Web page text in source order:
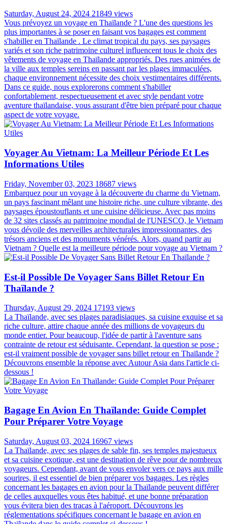
Saturday, August 24, 2024 21849 views
Vous prévoyez un voyage en Thaïlande ? L'une des questions les
plus importantes à se poser en faisant vos bagages est comment
s'habiller en Thaïlande . Le climat tropical du pays, ses paysages
variés et son riche patrimoine culturel influencent tous le choix des
vêtements de voyage en Thaïlande appropriés. Des rues animées de
la ville aux temples sereins en passant par les plages immaculées,
chaque environnement nécessite des choix vestimentaires différents.
Dans ce guide, nous explorerons comment s'habiller
confortablement, respectueusement et avec style pendant votre
aventure thaïlandaise, vous assurant d'être bien préparé pour chaque
aspect de votre voyage.
Voyager Au Vietnam: La Meilleur Période Et Les
Informations Utiles
Friday, November 03, 2023 18687 views
Embarquez pour un voyage à la découverte du charme du Vietnam,
un pays fascinant mêlant une histoire riche, une culture vibrante, des
paysages époustouflants et une cuisine délicieuse. Avec pas moins
de 32 sites classés au patrimoine mondial de l'UNESCO, le Vietnam
vous dévoile des merveilles architecturales impressionnantes, des
trésors anciens et des monuments vénérés. Alors, quand partir au
Vietnam ? Quelle est la meilleure période pour voyage au Vietnam ?
Est-il Possible De Voyager Sans Billet Retour En
Thaïlande ?
Thursday, August 29, 2024 17193 views
La Thaïlande, avec ses plages paradisiaques, sa cuisine exquise et sa
riche culture, attire chaque année des millions de voyageurs du
monde entier. Pour beaucoup, l'idée de partir à l'aventure sans
contrainte de retour est séduisante. Cependant, la question se pose :
est-il vraiment possible de voyager sans billet retour en Thaïlande ?
Découvrons ensemble la réponse avec Autour Asia dans l'article ci-
dessous !
Bagage En Avion En Thaïlande: Guide Complet
Pour Préparer Votre Voyage
Saturday, August 03, 2024 16967 views
La Thaïlande, avec ses plages de sable fin, ses temples majestueux
et sa cuisine exotique, est une destination de rêve pour de nombreux
voyageurs. Cependant, avant de vous envoler vers ce pays aux mille
sourires, il est essentiel de bien préparer vos bagages. Les règles
concernant les bagages en avion pour la Thaïlande peuvent différer
de celles auxquelles vous êtes habitué, et une bonne préparation
vous évitera bien des tracas à l'aéroport. Découvrons les
réglementations spécifiques concernant le bagage en avion en